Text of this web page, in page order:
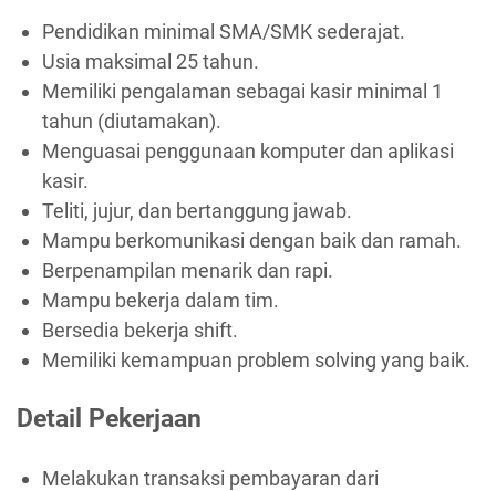
Pendidikan minimal SMA/SMK sederajat.
Usia maksimal 25 tahun.
Memiliki pengalaman sebagai kasir minimal 1
tahun (diutamakan).
Menguasai penggunaan komputer dan aplikasi
kasir.
Teliti, jujur, dan bertanggung jawab.
Mampu berkomunikasi dengan baik dan ramah.
Berpenampilan menarik dan rapi.
Mampu bekerja dalam tim.
Bersedia bekerja shift.
Memiliki kemampuan problem solving yang baik.
Detail Pekerjaan
Melakukan transaksi pembayaran dari